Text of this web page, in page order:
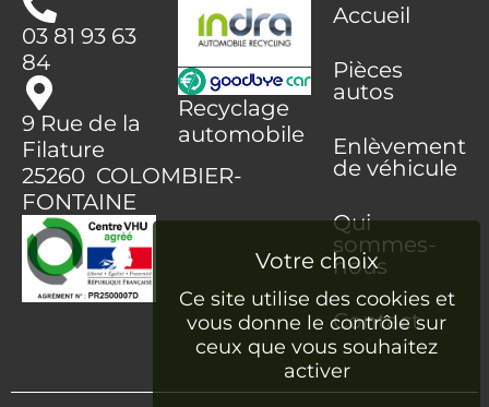
03 81 93 63
84
9 Rue de la
Filature
25260 COLOMBIER-
FONTAINE
Recyclage
automobile
Accueil
Pièces
autos
Enlèvement
de véhicule
Qui
sommes-
nous
Contact
Ce site utilise des cookies et
vous donne le contrôle sur
ceux que vous souhaitez
activer